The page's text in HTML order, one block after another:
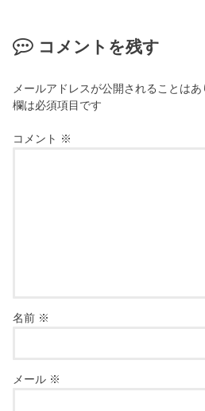
コメントを残す
メールアドレスが公開されることはあ
欄は必須項目です
コメント ※
名前 ※
メール ※